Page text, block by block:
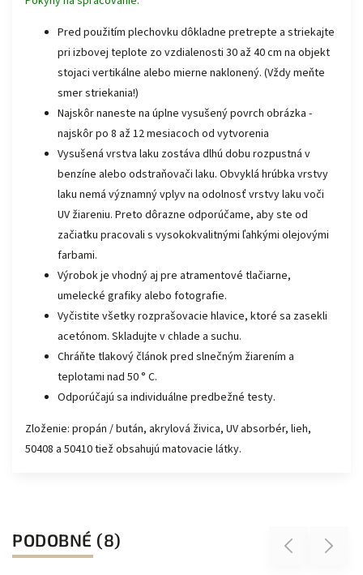
Pred použitím plechovku dôkladne pretrepte a striekajte
pri izbovej teplote zo vzdialenosti 30 až 40 cm na objekt
stojaci vertikálne alebo mierne naklonený. (Vždy meňte
smer striekania!)
Najskôr naneste na úplne vysušený povrch obrázka -
najskôr po 8 až 12 mesiacoch od vytvorenia
Vysušená vrstva laku zostáva dlhú dobu rozpustná v
benzíne alebo odstraňovači laku. Obvyklá hrúbka vrstvy
laku nemá významný vplyv na odolnosť vrstvy laku voči
UV žiareniu. Preto dôrazne odporúčame, aby ste od
začiatku pracovali s vysokokvalitnými ľahkými olejovými
farbami.
Výrobok je vhodný aj pre atramentové tlačiarne,
umelecké grafiky alebo fotografie.
Vyčistite všetky rozprašovacie hlavice, ktoré sa zasekli
acetónom. Skladujte v chlade a suchu.
Chráňte tlakový článok pred slnečným žiarením a
teplotami nad 50 ° C.
Odporúčajú sa individuálne predbežné testy.
Zloženie: propán / bután, akrylová živica, UV absorbér, lieh,
50408 a 50410 tiež obsahujú matovacie látky.
PODOBNÉ (8) Previous Next